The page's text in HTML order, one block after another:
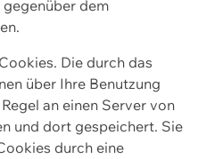
dem
Die durch das
über Ihre Benutzung
an einen Server von
und dort gespeichert. Sie
durch eine